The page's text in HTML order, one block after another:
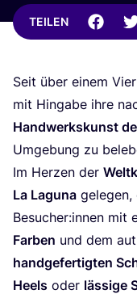
TEILEN
Seit über einem
mit Hin­ga­be ihre
Hand­werks­kunst
Umge­bung zu
Im Her­zen der
La Lagu­na gele­gen,
Besucher:innen mit
Far­ben und dem
hand­ge­fer­tig­ten
Heels oder läs­si­ge